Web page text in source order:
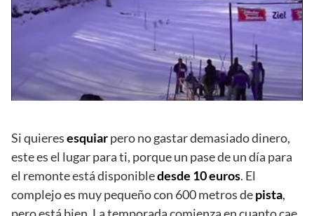
Si quieresesquiarpero no gastar demasiado dinero,
este es el lugar para ti, porque un pase de un día para
el remonte está disponibledesde 10 euros. El
complejo es muy pequeño con 600 metros depista,